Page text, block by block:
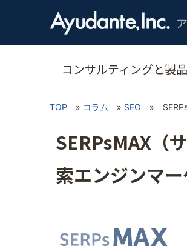
コンサルティングと製品
TOP » コラム » SEO »
SERPsMAX（
索エンジンマ